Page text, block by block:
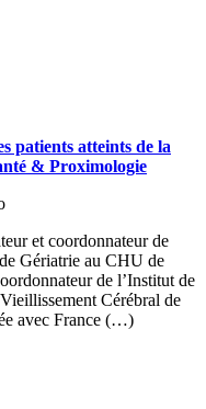
patients atteints de la
& Proximologie
et coordonnateur de
Gériatrie au CHU de
de l’Institut de
Cérébral de
avec France (…)